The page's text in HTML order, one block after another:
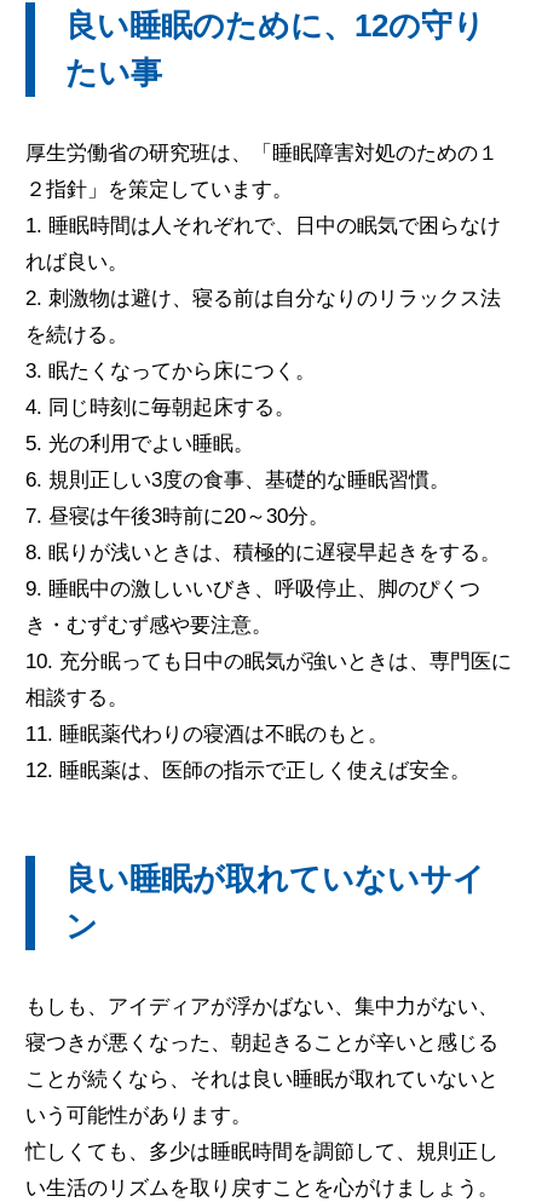
良い睡眠のために、12の守り
たい事
厚生労働省の研究班は、「睡眠障害対処のための１
２指針」を策定しています。
1. 睡眠時間は人それぞれで、日中の眠気で困らなけ
れば良い。
2. 刺激物は避け、寝る前は自分なりのリラックス法
を続ける。
3. 眠たくなってから床につく。
4. 同じ時刻に毎朝起床する。
5. 光の利用でよい睡眠。
6. 規則正しい3度の食事、基礎的な睡眠習慣。
7. 昼寝は午後3時前に20～30分。
8. 眠りが浅いときは、積極的に遅寝早起きをする。
9. 睡眠中の激しいいびき、呼吸停止、脚のぴくつ
き・むずむず感や要注意。
10. 充分眠っても日中の眠気が強いときは、専門医に
相談する。
11. 睡眠薬代わりの寝酒は不眠のもと。
12. 睡眠薬は、医師の指示で正しく使えば安全。
良い睡眠が取れていないサイ
ン
もしも、アイディアが浮かばない、集中力がない、
寝つきが悪くなった、朝起きることが辛いと感じる
ことが続くなら、それは良い睡眠が取れていないと
いう可能性があります。
忙しくても、多少は睡眠時間を調節して、規則正し
い生活のリズムを取り戻すことを心がけましょう。